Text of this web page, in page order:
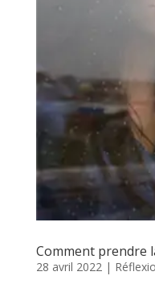
Comment prendre
28 avril 2022|